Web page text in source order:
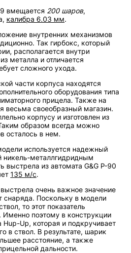
вмещается 200 шаров,
калибра 6.03 мм.
внутренних механизмов
Так гирбокс, который
располагается внутри
металла и отличается
сложного ухода.
части корпуса находятся
оборудования типа
прицела. Также на
весьма своеобразный магазин.
корпусу и изготовлен из
образом всегда можно
осталось в нем.
используется надежный
никель-металлгидридным
выстрела из автомата G&G P-90
135 м/с.
очень важное значение
снаряда. Поскольку в модели
то этот показатель
Именно поэтому в конструкции
Up, которая и подкручивает
в ствол. В результате, шарик
расстояние, а также
дальности.